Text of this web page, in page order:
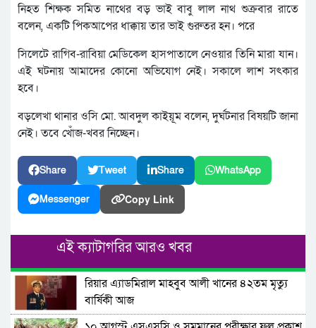
নিহত শিক্ষক সমিত নাথের বড় ভাই বাবু লাল নাথ শুক্রবার রাতে
বলেন, একটি পিকআপের ধাক্কায় তার ভাই গুরুতর হন। পরে
সিলেটে রাগিব-রাবিয়া মেডিকেল হাসপাতালে নেওয়ার তিনি মারা যান।
এই ঘটনায় আমাদের কোনো অভিযোগ নেই। সকালে লাশ সৎকার
হবে।
বড়লেখা থানার ওসি মো. আবদুল কাইয়ূম বলেন, দুর্ঘটনার বিষয়টি জানা
নেই। তবে খোঁজ-খবর নিচ্ছেন।
Share Tweet Share WhatsApp
Messenger Copy Link
এই ক্যাটাগরির আরও খবর
রিয়ার এ্যাডমিরাল মাহবুব আলী খানের ৪২তম মৃত্যু
বার্ষিকী আজ